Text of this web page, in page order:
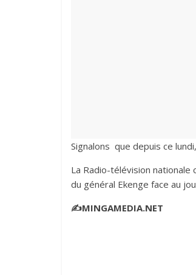
Signalons que depuis ce
La Radio-télévision nationale
du général Ekenge face au
✍️MINGAMEDIA.NET